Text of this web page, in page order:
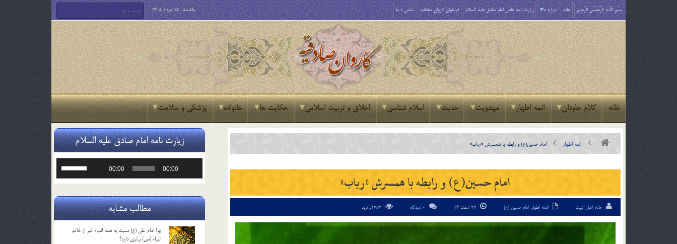
بِسْمِ اللَّـهِ الرَّحْمَـٰنِ الرَّحِيمِ خانه درباره ما زیارت نامه خاص امام صادق علیه السلام فراخوان کاروان صادقیه تماس با ما یکشنبه , 18 مرداد 1405
خانه کلام جاودان ائمه اطهار مهدویت حدیث اسلام شناسی اخلاق و تربیت اسلامی حکایت ها خانواده پزشکی و سلامت
ائمه اطهار امام حسین(ع) و رابطه با همسرش «رباب»
امام حسین(ع) و رابطه با همسرش «رباب»
خادم اهل البیت ائمه اطهار, امام حسین (ع) 0 دیدگاه
زیارت نامه امام صادق علیه السلام
00:00
00:00
یا
صدا
کلیدهای
مطالب مشابه
چرا امام علی (ع) نسبت به همه انبیاء غیر از خاتم
انبیاء (ص) برتری دارد؟